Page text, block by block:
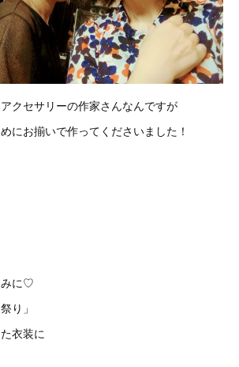
クセサリーの作家さんなんですが
にお揃いで作ってくださいました！
みに♡
り」
衣装に